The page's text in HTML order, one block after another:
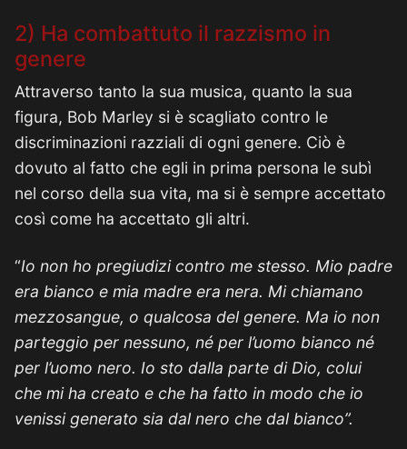
2) Ha combattuto il razzismo in
genere
Attraverso tanto la sua musica, quanto la sua
figura, Bob Marley si è scagliato contro le
discriminazioni razziali di ogni genere. Ciò è
dovuto al fatto che egli in prima persona le subì
nel corso della sua vita, ma si è sempre accettato
così come ha accettato gli altri.
“Io non ho pregiudizi contro me stesso. Mio padre
era bianco e mia madre era nera. Mi chiamano
mezzosangue, o qualcosa del genere. Ma io non
parteggio per nessuno, né per l’uomo bianco né
per l’uomo nero. Io sto dalla parte di Dio, colui
che mi ha creato e che ha fatto in modo che io
venissi generato sia dal nero che dal bianco”.